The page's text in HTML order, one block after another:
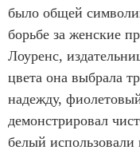
было общей
борьбе за женские
Лоуренс,
цвета она выбрала
надежду,
демонстрировал
белый